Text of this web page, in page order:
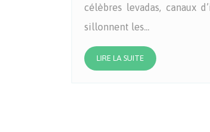
célèbres levadas, canaux
sillonnent les…
LIRE LA SUITE